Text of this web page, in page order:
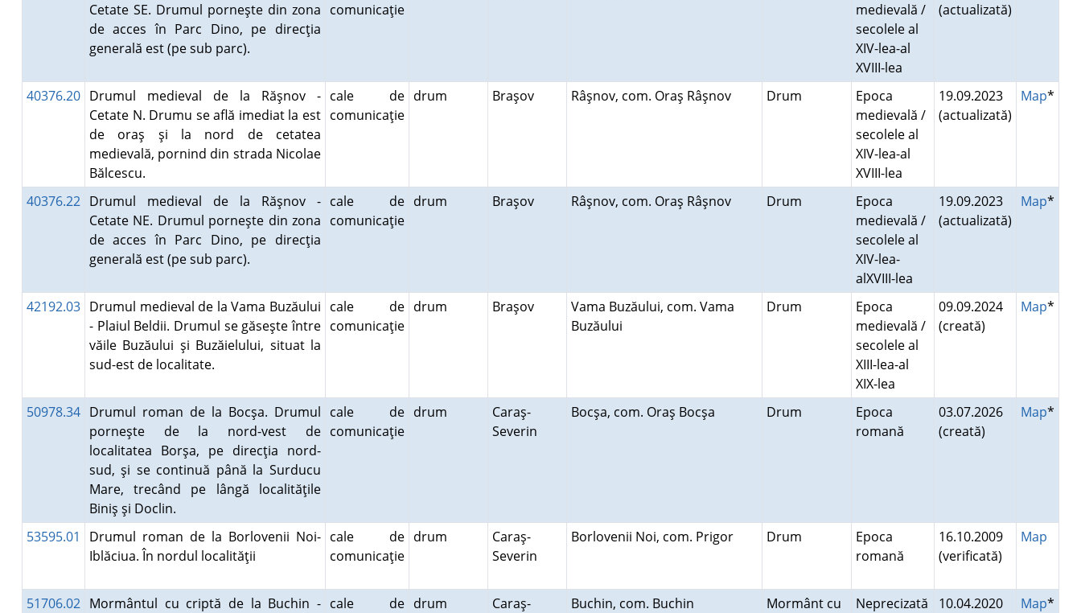
Cetate SE. Drumul porneşte din zona
de acces în Parc Dino, pe direcţia
generală est (pe sub parc).
comunicaţie
medievală /
secolele al
XIV-lea-al
XVIII-lea
(actualizată)
40376.20 Drumul medieval de la Răşnov -
Cetate N. Drumu se află imediat la est
de oraş şi la nord de cetatea
medievală, pornind din strada Nicolae
Bălcescu.
cale de
comunicaţie
drum Braşov Râşnov, com. Oraş Râşnov Drum
Epoca
medievală /
secolele al
XIV-lea-al
XVIII-lea
19.09.2023
(actualizată)
Map*
40376.22 Drumul medieval de la Răşnov -
Cetate NE. Drumul porneşte din zona
de acces în Parc Dino, pe direcţia
generală est (pe sub parc).
cale de
comunicaţie
drum Braşov Râşnov, com. Oraş Râşnov Drum
Epoca
medievală /
secolele al
XIV-lea-
alXVIII-lea
19.09.2023
(actualizată)
Map*
42192.03 Drumul medieval de la Vama Buzăului
- Plaiul Beldii. Drumul se găseşte între
văile Buzăului şi Buzăielului, situat la
sud-est de localitate.
cale de
comunicaţie
drum Braşov
Vama Buzăului, com. Vama
Buzăului
Drum
Epoca
medievală /
secolele al
XIII-lea-al
XIX-lea
09.09.2024
(creată)
Map*
50978.34 Drumul roman de la Bocşa. Drumul
porneşte de la nord-vest de
localitatea Borşa, pe direcţia nord-
sud, şi se continuă până la Surducu
Mare, trecând pe lângă localităţile
Biniş şi Doclin.
cale de
comunicaţie
drum
Caraş-
Severin
Bocşa, com. Oraş Bocşa Drum
Epoca
romană
03.07.2026
(creată)
Map*
53595.01
Drumul roman de la Borlovenii Noi-
Iblăciua. În nordul localităţii
cale de
comunicaţie
drum
Caraş-
Severin
Borlovenii Noi, com. Prigor Drum
Epoca
romană
16.10.2009
(verificată)
Map
51706.02 Mormântul cu criptă de la Buchin - cale de drum
Caraş-
Buchin, com. Buchin
Mormânt cu
Neprecizată
10.04.2020
Map*